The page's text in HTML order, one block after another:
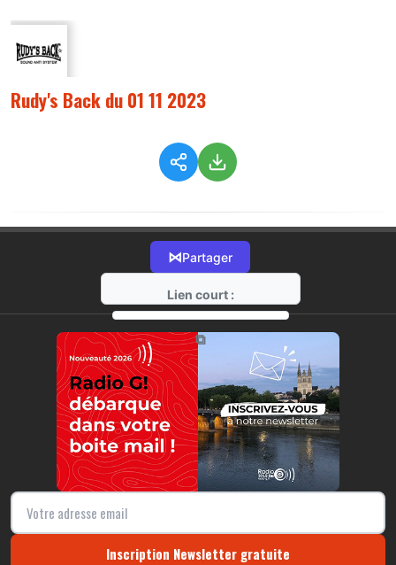
Rudy's Back du 01 11 2023
⋈Partager
Lien court :
https://radio-g.fr?13176
⧉
Inscription Newsletter gratuite